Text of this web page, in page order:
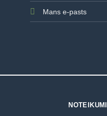
Mans e-pasts
NOTEIKUMI